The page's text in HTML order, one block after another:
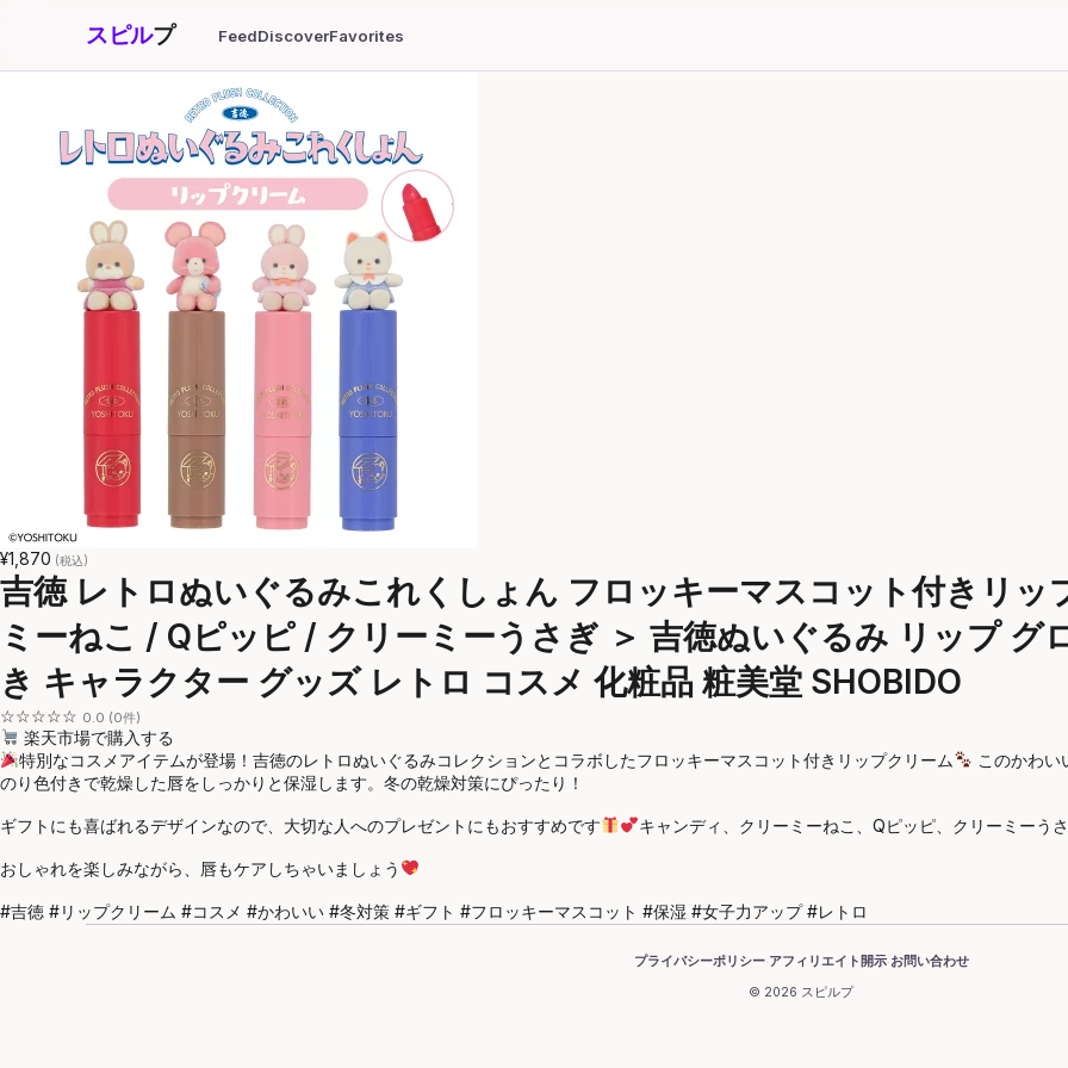
スピルプ FeedDiscoverFavorites
¥1,870 (税込)
吉徳 レトロぬいぐるみこれくしょん フロッキーマスコット付きリッ
ミーねこ / Qピッピ / クリーミーうさぎ ＞ 吉徳ぬいぐるみ リップ グ
き キャラクター グッズ レトロ コスメ 化粧品 粧美堂 SHOBIDO
☆☆☆☆☆ 0.0 (0件)
楽天市場で購入する
特別なコスメアイテムが登場！吉徳のレトロぬいぐるみコレクションとコラボしたフロッキーマスコット付きリップクリーム
このかわい
のり色付きで乾燥した唇をしっかりと保湿します。冬の乾燥対策にぴったり！
ギフトにも喜ばれるデザインなので、大切な人へのプレゼントにもおすすめです キャンディ、クリーミーねこ、Qピッピ、クリーミーう
おしゃれを楽しみながら、唇もケアしちゃいましょう
#吉徳 #リップクリーム #コスメ #かわいい #冬対策 #ギフト #フロッキーマスコット #保湿 #女子力アップ #レトロ
プライバシーポリシー·アフィリエイト開示·お問い合わせ
© 2026 スピルプ